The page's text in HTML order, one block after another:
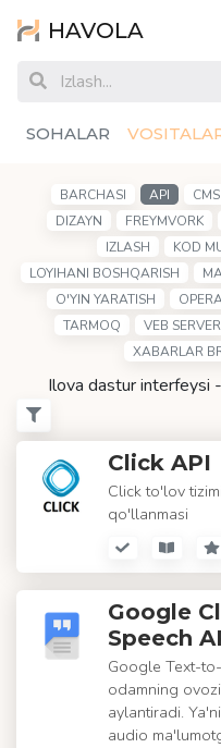
HAVOLA
SOHALAR
BARCHASI API CMS
DIZAYN
FREYMVORK
IZLASH
KOD
LOYIHANI BOSHQARISH
O'YIN YARATISH
TARMOQ
VEB SERVER
XABARLAR
Ilova dastur interfeysi
Click API
Click to'lov
qo'llanmasi
Google
Speech
Google Text-
odamning
aylantiradi.
audio